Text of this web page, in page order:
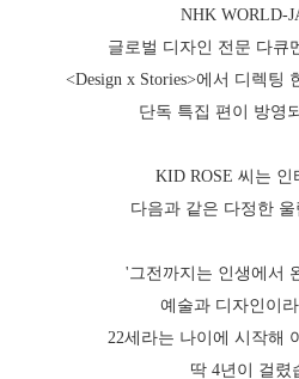
NHK WORLD-
글로벌 디자인 전문 다큐
<Design x Stories>에서 디렉팅
단독 특집 편이 방영
KID ROSE 씨는 인
다음과 같은 다정한
'그전까지는 인생에서
예술과 디자인이
22세라는 나이에 시작해
딱 4년이 걸렸